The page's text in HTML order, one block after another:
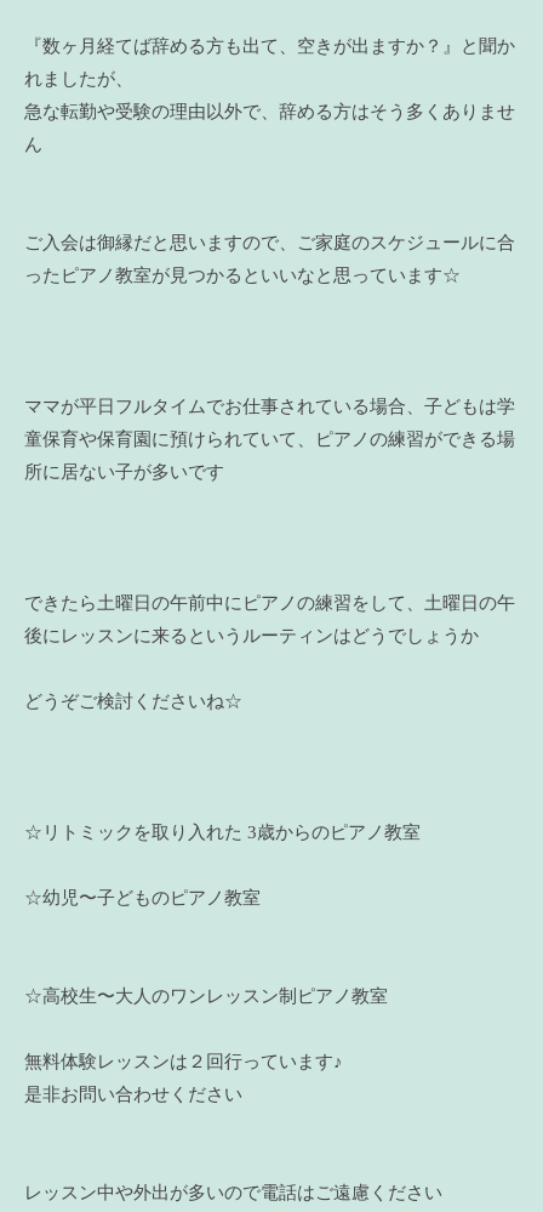
『数ヶ月経てば辞める方も出て、空きが出ますか？』と聞か
れましたが、
急な転勤や受験の理由以外で、辞める方はそう多くありませ
ん
ご入会は御縁だと思いますので、ご家庭のスケジュールに合
ったピアノ教室が見つかるといいなと思っています☆
ママが平日フルタイムでお仕事されている場合、子どもは学
童保育や保育園に預けられていて、ピアノの練習ができる場
所に居ない子が多いです
できたら土曜日の午前中にピアノの練習をして、土曜日の午
後にレッスンに来るというルーティンはどうでしょうか
どうぞご検討くださいね☆
☆リトミックを取り入れた 3歳からのピアノ教室
☆幼児〜子どものピアノ教室
☆高校生〜大人のワンレッスン制ピアノ教室
無料体験レッスンは２回行っています♪
是非お問い合わせください
レッスン中や外出が多いので電話はご遠慮ください